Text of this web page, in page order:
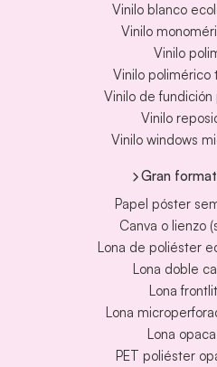
Vinilo blanco
Vinilo
Vinilo
Vinilo polimérico
Vinilo de fundición
Vinilo
Vinilo windows
Gran
Papel póster
Canva o lienzo
Lona de poliéster
Lona doble
Lona
Lona
Lona
PET poliéster